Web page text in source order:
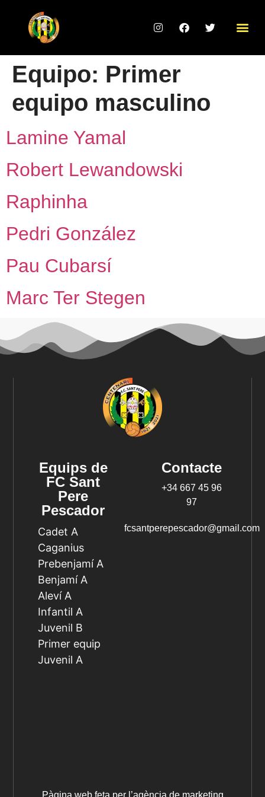
Equipo: Primer
equipo masculino
Lamine Yamal
Robert Lewandowski
Raphinha
Pedri González
Pau Cubarsí
Marc Ter Stegen
Equips de
FC Sant
Pere
Pescador
Cadet A
Caganius
Prebenjamí A
Benjamí A
Aleví A
Infantil A
Juvenil B
Primer equip
Juvenil A
Contacte
+34 667 45 96
97
fcsantperepescador@gmail.com
Pàgina web feta per l’agència de marketing